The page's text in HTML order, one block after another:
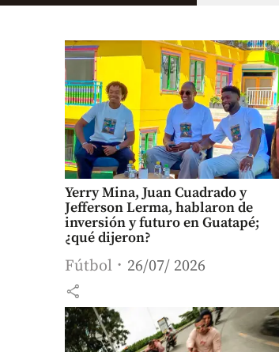
Yerry Mina, Juan Cuadrado y
Jefferson Lerma, hablaron de
inversión y futuro en Guatapé;
¿qué dijeron?
Fútbol 26/07/ 2026
share